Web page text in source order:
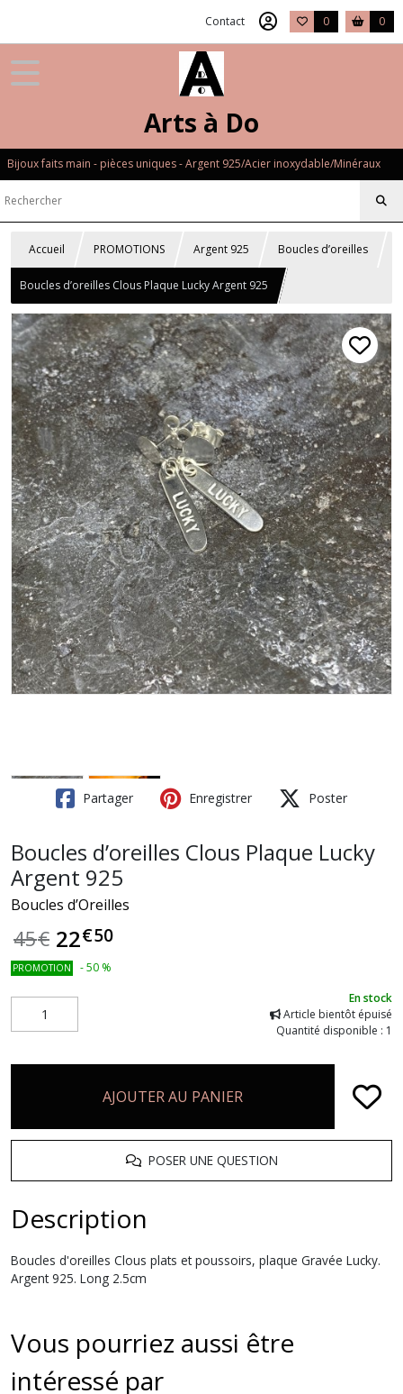
Contact 0 0
Arts à Do
Bijoux faits main - pièces uniques - Argent 925/Acier inoxydable/Minéraux
Accueil PROMOTIONS Argent 925 Boucles d’oreilles
Boucles d’oreilles Clous Plaque Lucky Argent 925
Partager Enregistrer Poster
Boucles d’oreilles Clous Plaque Lucky
Argent 925
Boucles d’Oreilles
45€ 22€50
PROMOTION -50 %
En stock
Article bientôt épuisé
Quantité disponible : 1
AJOUTER AU PANIER
POSER UNE QUESTION
Description
Boucles d'oreilles Clous plats et poussoirs, plaque Gravée Lucky.
Argent 925. Long 2.5cm
Vous pourriez aussi être
intéressé par